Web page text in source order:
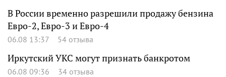
В России временно разрешили продажу бензина
Евро-2, Евро-3 и Евро-4
06.08 13:37 54 отзыва
Иркутский УКС могут признать банкротом
06.08 09:36 34 отзыва